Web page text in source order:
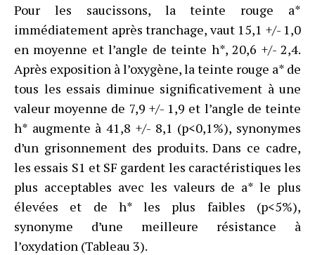
Pour les saucissons, la teinte rouge a*
immédiatement après tranchage, vaut 15,1 +/- 1,0
en moyenne et l’angle de teinte h*, 20,6 +/- 2,4.
Après exposition à l’oxygène, la teinte rouge a* de
tous les essais diminue significativement à une
valeur moyenne de 7,9 +/- 1,9 et l’angle de teinte
h* augmente à 41,8 +/- 8,1 (p<0,1%), synonymes
d’un grisonnement des produits. Dans ce cadre,
les essais S1 et SF gardent les caractéristiques les
plus acceptables avec les valeurs de a* le plus
élevées et de h* les plus faibles (p<5%),
synonyme d’une meilleure résistance à
l’oxydation (Tableau 3).